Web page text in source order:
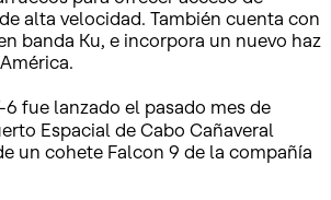
alta velocidad. También cuenta con
banda Ku, e incorpora un nuevo haz
6 fue lanzado el pasado mes de
Espacial de Cabo Cañaveral
un cohete Falcon 9 de la compañía